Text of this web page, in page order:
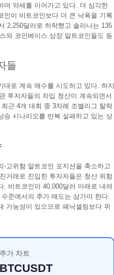
며 약세를 이어가고 있다. 더 심각한
인이 비트코인보다 더 큰 낙폭을 기록
2,250달러로 하락했고 솔라나는 135
와 코인베이스 상장 알트코인들도 동
들
대로 계속 매수를 시도하고 있다. 하지
투자자들의 차입 청산이 계속되면서
근 4개 대회 중 3차례 조별리그 탈락
승 시나리오를 반복 실패하고 있는 상
-고위험 알트코인 포지션을 축소하고
거래로 진입한 투자자들은 청산 위험
비트코인이 40,000달러 아래로 내려
준에서의 추가 매도는 삼가야 한다.
가능성이 있으므로 패닉셀링보다 위
가 차트